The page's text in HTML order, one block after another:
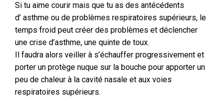
Si tu aime courir mais que tu as des antécédents
d’ asthme ou de problèmes respiratoires supérieurs, le
temps froid peut créer des problèmes et déclencher
une crise d’asthme, une quinte de toux.
Il faudra alors veiller à s’échauffer progressivement et
porter un protège nuque sur la bouche pour apporter un
peu de chaleur à la cavité nasale et aux voies
respiratoires supérieurs.